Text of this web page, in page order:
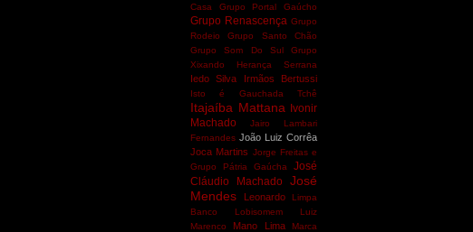
Casa
Grupo Portal Gaúcho
Grupo Renascença Grupo
Rodeio
Grupo Santo Chão
Grupo Som Do Sul
Grupo
Xixando
Herança Serrana
Iedo Silva Irmãos Bertussi
Isto é Gauchada Tchê
Itajaíba Mattana
Ivonir
Machado
Jairo Lambari
Fernandes João Luiz Corrêa
Joca Martins Jorge Freitas e
Grupo Pátria Gaúcha
José
Cláudio Machado
José
Mendes
Leonardo
Limpa
Banco
Lobisomem
Luiz
Marenco
Mano Lima
Marca